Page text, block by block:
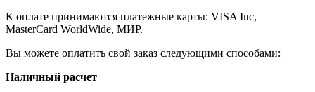
К оплате принимаются платежные карты: VISA Inc,
MasterCard WorldWide, МИР.
Вы можете оплатить свой заказ следующими способами:
Наличный расчет